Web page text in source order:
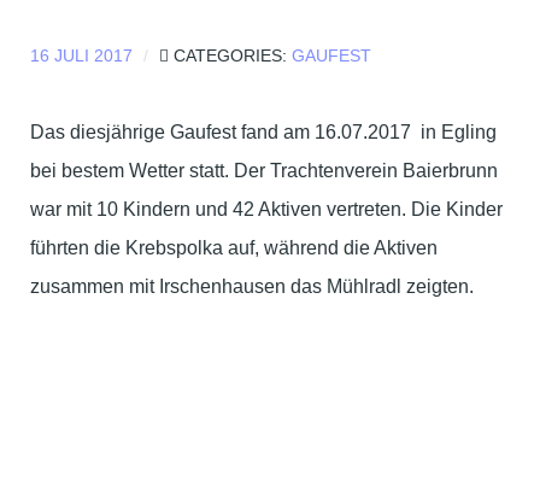
16 JULI 2017 CATEGORIES: GAUFEST
Das diesjährige Gaufest fand am 16.07.2017 in Egling
bei bestem Wetter statt. Der Trachtenverein Baierbrunn
war mit 10 Kindern und 42 Aktiven vertreten. Die Kinder
führten die Krebspolka auf, während die Aktiven
zusammen mit Irschenhausen das Mühlradl zeigten.